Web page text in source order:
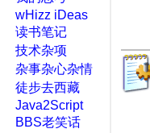
wHizz iDeas
读书笔记
技术杂项
杂事杂心杂情
徒步去西藏
Java2Script
BBS老笑话